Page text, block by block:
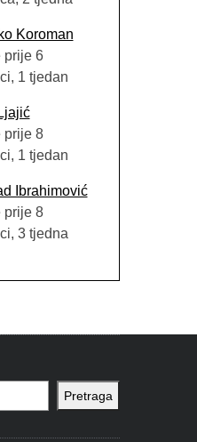
Koroman
prije 6
1 tjedan
prije 8
1 tjedan
Ibrahimović
prije 8
3 tjedna
Pretraga